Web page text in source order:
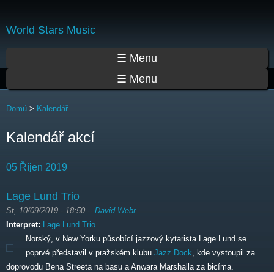
World Stars Music
☰ Menu
☰ Menu
Jste zde
Domů > Kalendář
Kalendář akcí
05 Říjen 2019
Lage Lund Trio
St, 10/09/2019 - 18:50 -- David Webr
Interpret:
Lage Lund Trio
Norský, v New Yorku působící jazzový kytarista Lage Lund se
poprvé představil v pražském klubu Jazz Dock , kde vystoupil za
doprovodu Bena Streeta na basu a Anwara Marshalla za bicíma.